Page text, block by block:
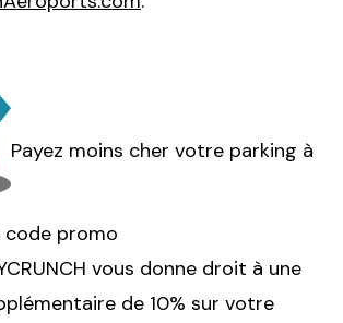
Payez moins cher votre parking à
code promo
vous donne droit à une
de 10% sur votre